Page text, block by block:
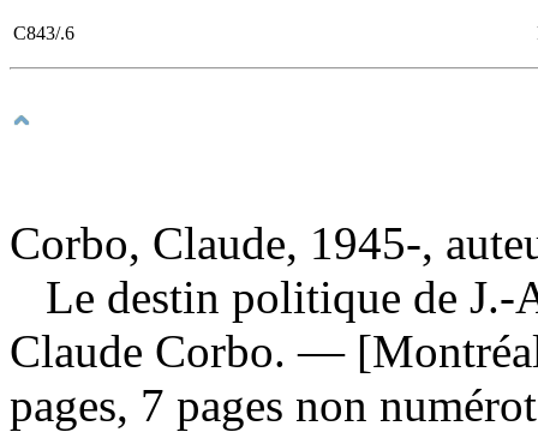
C843/.6
Corbo, Claude, 1945-,
Le destin politique de
Claude Corbo. —
pages, 7 pages non